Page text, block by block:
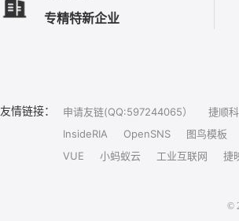
专精特新企业
友情链接： 申请友链(QQ:597244065） 捷顺
InsideRIA
OpenSNS 图鸟模板
VUE
小蚂蚁云 工业互联网 捷
©